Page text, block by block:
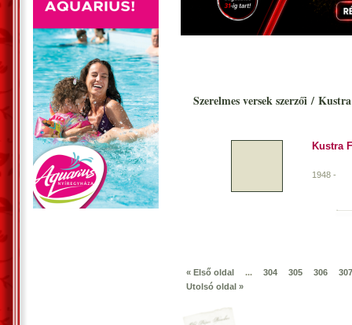
Szerelmes versek szerzői / Kustra
Kustra
1948 -
« Első oldal ... 304 305 306
307
Utolsó oldal »